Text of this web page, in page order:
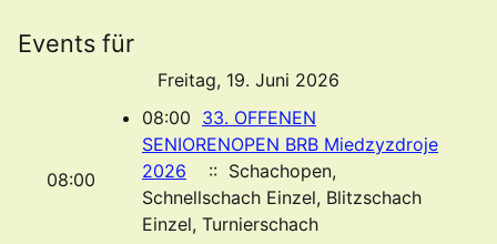
Events für
Freitag, 19. Juni 2026
08:00
08:00 33. OFFENEN
SENIORENOPEN BRB Miedzyzdroje
2026
:: Schachopen,
Schnellschach Einzel, Blitzschach
Einzel, Turnierschach